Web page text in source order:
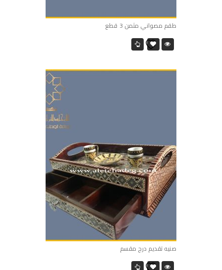
طقم مصواني مثمن 3 قطع
صنيه تقديم درج مقسم